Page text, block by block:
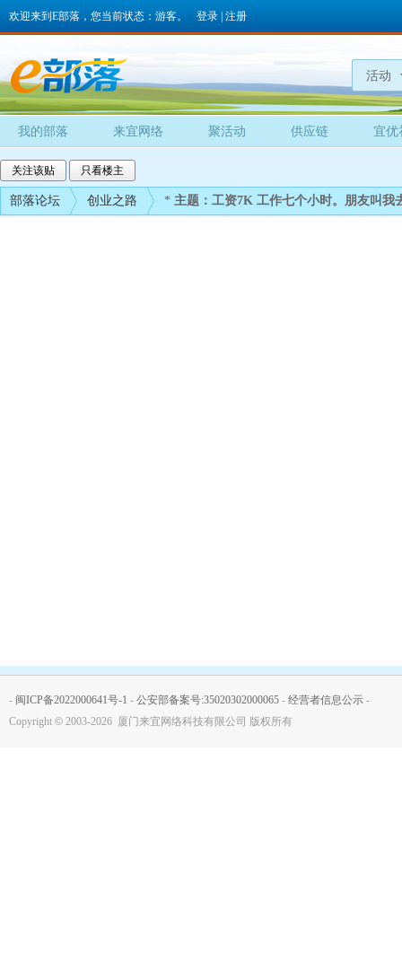
欢迎来到E部落，您当前状态：游客。 登录 注册
活动
我的部落 来宜网络 聚活动 供应链 宜优
关注该贴 只看楼主
部落论坛 创业之路 * 主题：工资7K 工作七个小时。朋友叫我
- 闽ICP备2022000641号-1 - 公安部备案号:35020302000065 - 经营者信息公示 -
Copyright © 2003-2026 厦门来宜网络科技有限公司 版权所有